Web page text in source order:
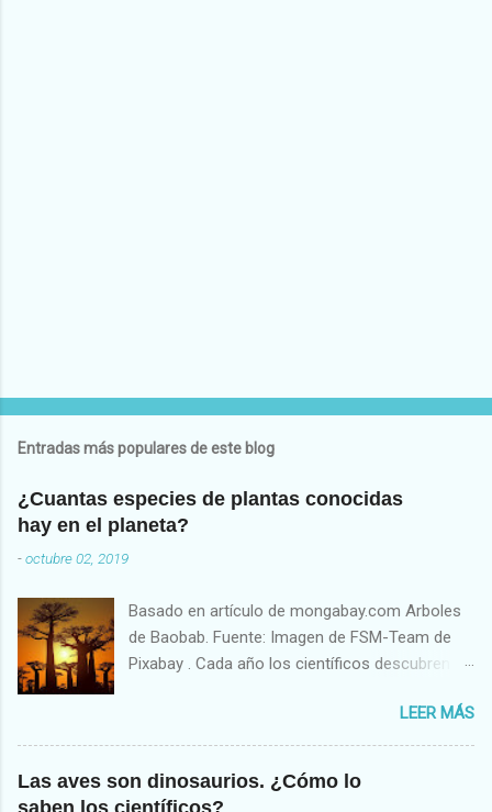
Entradas más populares de este blog
¿Cuantas especies de plantas conocidas
hay en el planeta?
-octubre 02, 2019
Basado en artículo de mongabay.com Arboles
de Baobab. Fuente: Imagen de FSM-Team de
Pixabay . Cada año los científicos descubren o
nuevas de plantas de acuerdo al reporte “
Estado de las Plantas del Mundo (State of the
World’s Plants)”, producido por investigadores
del Royal Botanic Garden en Kew, Londres,
LEER MÁS
Las aves son dinosaurios. ¿Cómo lo
saben los científicos?